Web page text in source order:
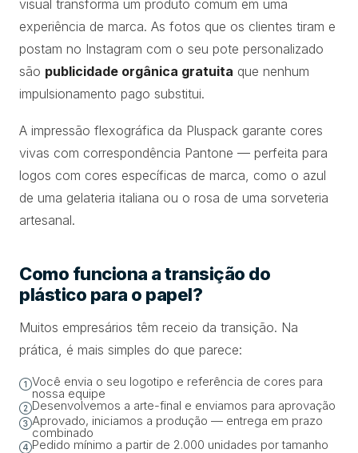
visual transforma um produto comum em uma
experiência de marca. As fotos que os clientes tiram e
postam no Instagram com o seu pote personalizado
são publicidade orgânica gratuita que nenhum
impulsionamento pago substitui.
A impressão flexográfica da Pluspack garante cores
vivas com correspondência Pantone — perfeita para
logos com cores específicas de marca, como o azul
de uma gelateria italiana ou o rosa de uma sorveteria
artesanal.
Como funciona a transição do
plástico para o papel?
Muitos empresários têm receio da transição. Na
prática, é mais simples do que parece:
Você envia o seu logotipo e referência de cores para
nossa equipe
Desenvolvemos a arte-final e enviamos para aprovação
Aprovado, iniciamos a produção — entrega em prazo
combinado
Pedido mínimo a partir de 2.000 unidades por tamanho